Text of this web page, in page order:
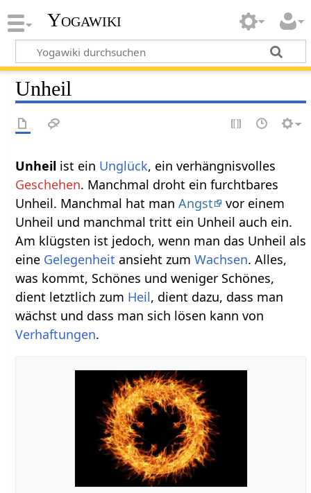
Yogawiki
Unheil
ist ein Unglück, ein verhängnisvolles
Geschehen. Manchmal droht ein furchtbares
Unheil. Manchmal hat manAngst
vor einem
Unheil und manchmal tritt ein Unheil auch ein.
Am klügsten ist jedoch, wenn man das Unheil als
eine Gelegenheit ansieht zumWachsen. Alles,
was kommt, Schönes und weniger Schönes,
dient letztlich zum Heil, dient dazu, dass man
wächst und dass man sich lösen kann von
Verhaftungen.